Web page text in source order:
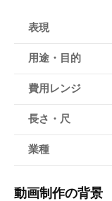
- 動画
お
表現
用途・目的
費用レンジ
長さ・尺
業種
動画制作の背景